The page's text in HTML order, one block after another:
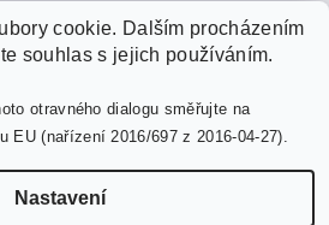
cookie. Dalším procházením
souhlas s jejich používáním.
otravného dialogu směřujte na
EU (nařízení 2016/697 z 2016-04-27).
Nastavení